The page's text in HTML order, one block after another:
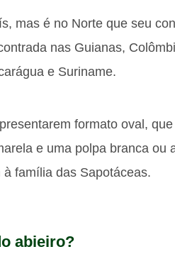
mas é no Norte que seu
nas Guianas,
e Suriname.
formato oval,
e uma polpa branca ou
família das Sapotáceas.
abieiro?